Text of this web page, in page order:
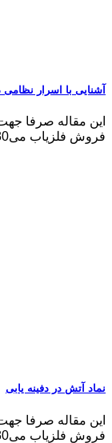
آشنایی با اسرار نظامی
این مقاله صرفا
فروش فلزیاب می09102191330
نماد آتش در دفینه یابی
این مقاله صرفا
فروش فلزیاب می09102191330